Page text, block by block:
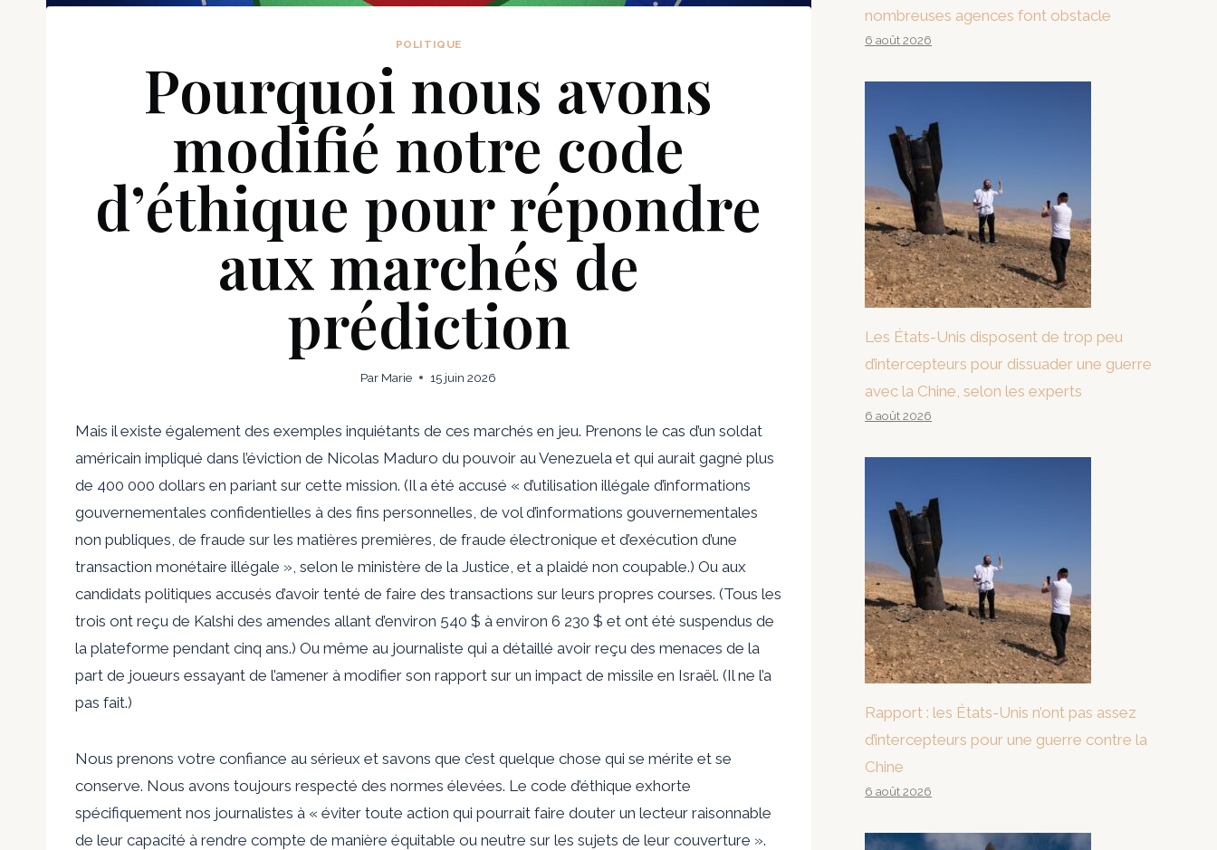
POLITIQUE
Pourquoi nous avons
modifié notre code
d’éthique pour répondre
aux marchés de
prédiction
Par Marie 15 juin 2026
Mais il existe également des exemples inquiétants de ces marchés en jeu. Prenons le cas d’un soldat
américain impliqué dans l’éviction de Nicolas Maduro du pouvoir au Venezuela et qui aurait gagné plus
de 400 000 dollars en pariant sur cette mission. (Il a été accusé « d’utilisation illégale d’informations
gouvernementales confidentielles à des fins personnelles, de vol d’informations gouvernementales
non publiques, de fraude sur les matières premières, de fraude électronique et d’exécution d’une
transaction monétaire illégale », selon le ministère de la Justice, et a plaidé non coupable.) Ou aux
candidats politiques accusés d’avoir tenté de faire des transactions sur leurs propres courses. (Tous les
trois ont reçu de Kalshi des amendes allant d’environ 540 $ à environ 6 230 $ et ont été suspendus de
la plateforme pendant cinq ans.) Ou même au journaliste qui a détaillé avoir reçu des menaces de la
part de joueurs essayant de l’amener à modifier son rapport sur un impact de missile en Israël. (Il ne l’a
pas fait.)
Nous prenons votre confiance au sérieux et savons que c’est quelque chose qui se mérite et se
conserve. Nous avons toujours respecté des normes élevées. Le code d’éthique exhorte
spécifiquement nos journalistes à « éviter toute action qui pourrait faire douter un lecteur raisonnable
de leur capacité à rendre compte de manière équitable ou neutre sur les sujets de leur couverture ».
nombreuses agences font obstacle
6 août 2026
Les États-Unis disposent de trop peu
d’intercepteurs pour dissuader une guerre
avec la Chine, selon les experts
6 août 2026
Rapport : les États-Unis n’ont pas assez
d’intercepteurs pour une guerre contre la
Chine
6 août 2026